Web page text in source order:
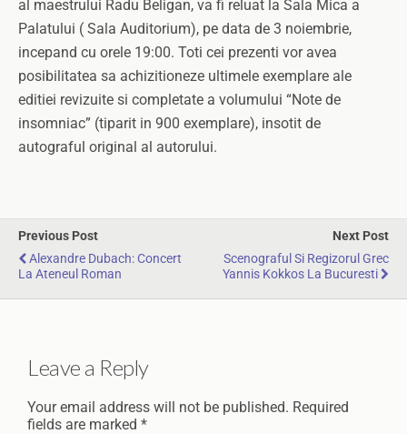
al maestrului Radu Beligan, va fi reluat la Sala Mica a
Palatului ( Sala Auditorium), pe data de 3 noiembrie,
incepand cu orele 19:00. Toti cei prezenti vor avea
posibilitatea sa achizitioneze ultimele exemplare ale
editiei revizuite si completate a volumului “Note de
insomniac” (tiparit in 900 exemplare), insotit de
autograful original al autorului.
Previous Post
Alexandre Dubach: Concert
La Ateneul Roman
Next Post
Scenograful Si Regizorul Grec
Yannis Kokkos La Bucuresti
Leave a Reply
Your email address will not be published. Required
fields are marked *